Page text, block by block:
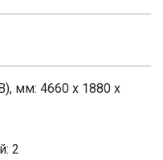
мм: 4660 x 1880 x
2